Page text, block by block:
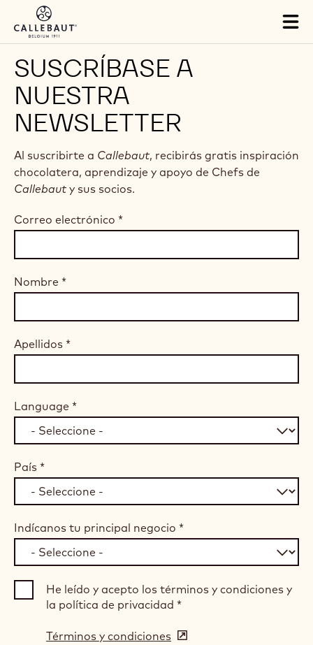
Skip to main content
SUSCRÍBASE A
NUESTRA
NEWSLETTER
Al suscribirte a Callebaut, recibirás gratis inspiración
chocolatera, aprendizaje y apoyo de Chefs de
Callebaut y sus socios.
Correo electrónico *
Nombre *
Apellidos *
Language *
País *
Indícanos tu principal negocio *
He leído y acepto los términos y condiciones y
la política de privacidad *
Términos y condiciones (opens